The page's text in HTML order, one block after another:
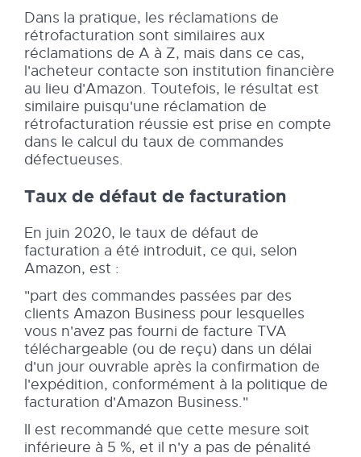
Dans la pratique, les réclamations de
rétrofacturation sont similaires aux
réclamations de A à Z, mais dans ce cas,
l'acheteur contacte son institution financière
au lieu d'Amazon. Toutefois, le résultat est
similaire puisqu'une réclamation de
rétrofacturation réussie est prise en compte
dans le calcul du taux de commandes
défectueuses.
Taux de défaut de facturation
En juin 2020, le taux de défaut de
facturation a été introduit, ce qui, selon
Amazon, est :
"part des commandes passées par des
clients Amazon Business pour lesquelles
vous n'avez pas fourni de facture TVA
téléchargeable (ou de reçu) dans un délai
d'un jour ouvrable après la confirmation de
l'expédition, conformément à la politique de
facturation d'Amazon Business."
Il est recommandé que cette mesure soit
inférieure à 5 %, et il n'y a pas de pénalité